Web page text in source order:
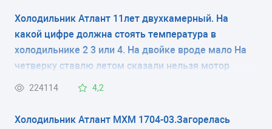
ТИП УПРАВЛЕНИЯ
электромеханическое
КОЛИЧЕСТВО КАМЕР
2
РАЗМЕРЫ (ШXГXВ)
Холодильник Атлант 11лет двухкамерный. На
какой цифре должна стоять температура в
холодильнике 2 3 или 4. На двойке вроде мало На
четверку ставлю летом сказали нельзя мотор
испортится
224114 4,2
Холодильник Атлант МХМ 1704-03.Загорелась